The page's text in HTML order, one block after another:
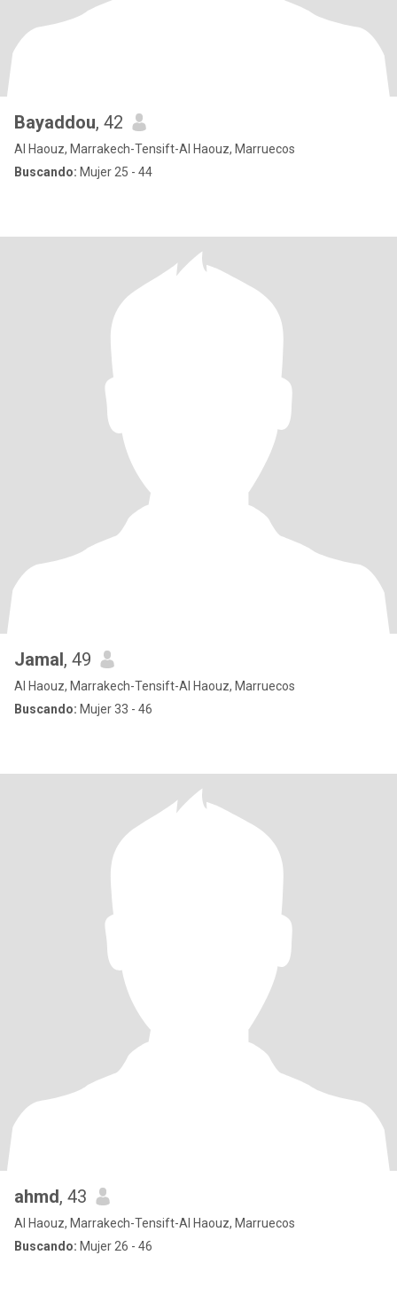
Bayaddou, 42
Al Haouz, Marrakech-Tensift-Al Haouz, Marruecos
Buscando: Mujer 25 - 44
Jamal, 49
Al Haouz, Marrakech-Tensift-Al Haouz, Marruecos
Buscando: Mujer 33 - 46
ahmd, 43
Al Haouz, Marrakech-Tensift-Al Haouz, Marruecos
Buscando: Mujer 26 - 46